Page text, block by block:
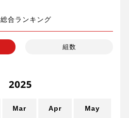
総合ランキング
組数
2025
Mar Apr May